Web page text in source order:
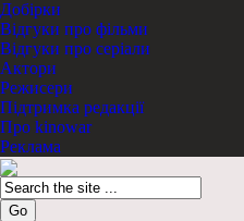
Добірки
Відгуки про фільми
Відгуки про серіали
Актори
Режисери
Підтримка редакції
Про kinowar
Реклама
Go